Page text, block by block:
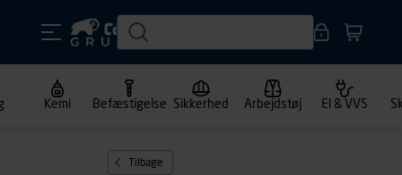
Kemi Befæstigelse Sikkerhed Arbejdstøj El & VVS
Tilbage